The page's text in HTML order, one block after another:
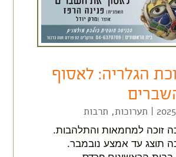
הגלריה: לאסוף
| תערוכות, תרבות
זוכה למחמאות והתלהבות.
תוצג עד אמצע נובמבר.